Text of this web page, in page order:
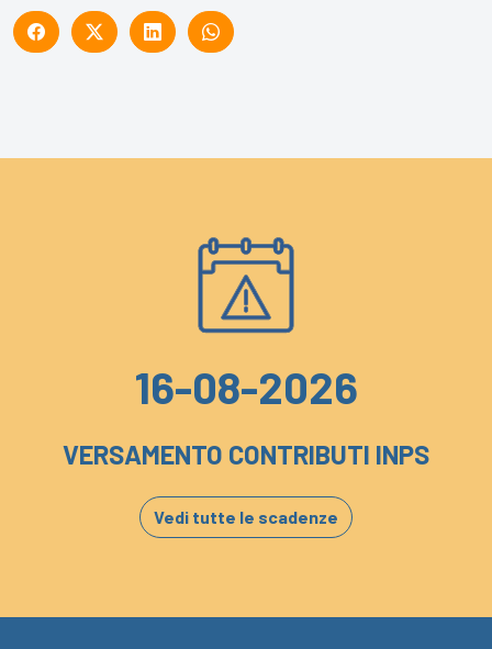
16-08-2026
VERSAMENTO CONTRIBUTI INPS
Vedi tutte le scadenze